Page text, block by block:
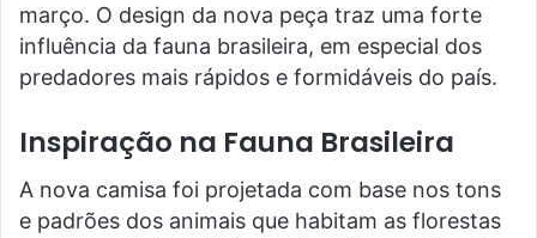
março. O design da nova peça traz uma forte
influência da fauna brasileira, em especial dos
predadores mais rápidos e formidáveis do país.
Inspiração na Fauna Brasileira
A nova camisa foi projetada com base nos tons
e padrões dos animais que habitam as florestas